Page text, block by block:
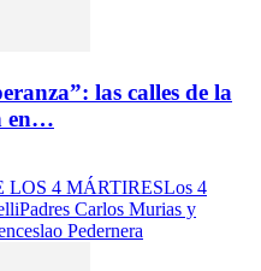
las calles de la
en…
LOS 4 MÁRTIRESLos 4
Padres Carlos Murias y
Pedernera